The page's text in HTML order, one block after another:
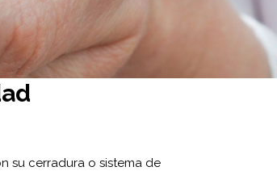
su cerradura o sistema de